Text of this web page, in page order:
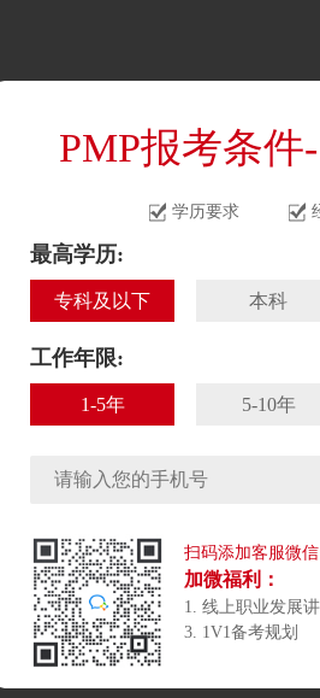
PMP报考条件
学历要求
最高学历:
专科及以下 本科
工作年限:
1-5年 5-10年
扫码添加客服微
加微福利：
1. 线上职业发展
3. 1V1备考规划
PMP考试地点分布